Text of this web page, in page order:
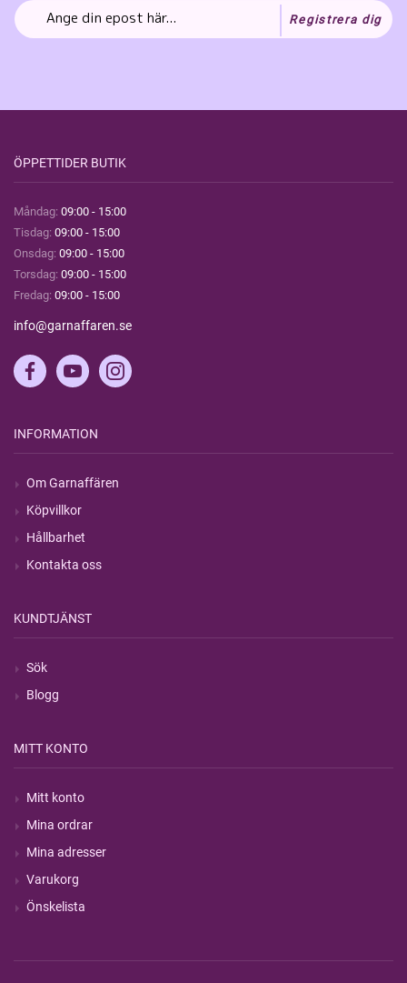
Registrera dig
ÖPPETTIDER BUTIK
Måndag: 09:00 - 15:00
Tisdag: 09:00 - 15:00
Onsdag: 09:00 - 15:00
Torsdag: 09:00 - 15:00
Fredag: 09:00 - 15:00
info@garnaffaren.se
INFORMATION
Om Garnaffären
Köpvillkor
Hållbarhet
Kontakta oss
KUNDTJÄNST
Sök
Blogg
MITT KONTO
Mitt konto
Mina ordrar
Mina adresser
Varukorg
Önskelista